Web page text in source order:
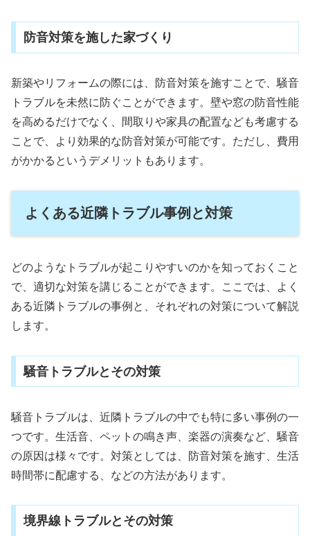
防音対策を施した家づくり
新築やリフォームの際には、防音対策を施すことで、騒音
トラブルを未然に防ぐことができます。壁や窓の防音性能
を高めるだけでなく、間取りや家具の配置なども考慮する
ことで、より効果的な防音対策が可能です。ただし、費用
がかかるというデメリットもあります。
よくある近隣トラブル事例と対策
どのようなトラブルが起こりやすいのかを知っておくこと
で、適切な対策を講じることができます。ここでは、よく
ある近隣トラブルの事例と、それぞれの対策について解説
します。
騒音トラブルとその対策
騒音トラブルは、近隣トラブルの中でも特に多い事例の一
つです。生活音、ペットの鳴き声、楽器の演奏など、騒音
の原因は様々です。対策としては、防音対策を施す、生活
時間帯に配慮する、などの方法があります。
境界線トラブルとその対策